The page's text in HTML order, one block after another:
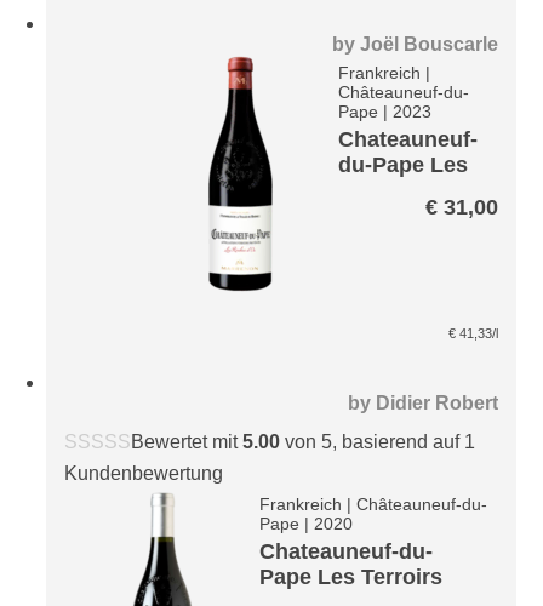
byJoël Bouscarle
Frankreich |
Châteauneuf-du-
Pape | 2023
Chateauneuf-
du-Pape Les
€ 31,00
€ 41,33/l
by Didier Robert
Bewertet mit5.00von 5, basierend auf 1
Kundenbewertung
Frankreich |Châteauneuf-du-
Pape |2020
Chateauneuf-du-
Pape Les Terroirs